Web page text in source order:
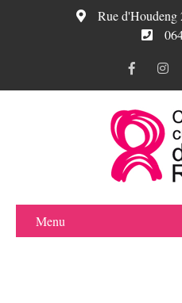
Rue d'Houdeng
Menu